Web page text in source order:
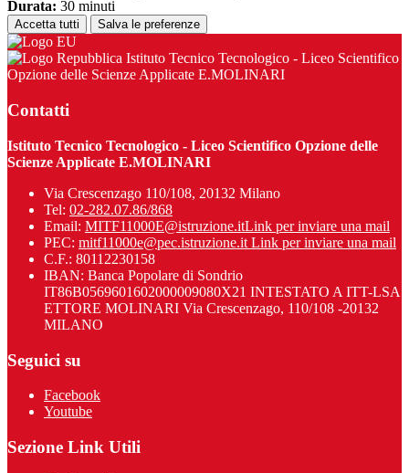
Durata: 30 minuti
Accetta tutti Salva le preferenze
Istituto Tecnico Tecnologico - Liceo Scientifico
Opzione delle Scienze Applicate E.MOLINARI
Contatti
Istituto Tecnico Tecnologico - Liceo Scientifico Opzione delle
Scienze Applicate E.MOLINARI
Via Crescenzago 110/108, 20132 Milano
Tel: 02-282.07.86/868
Email: MITF11000E@istruzione.itLink per inviare una mail
PEC: mitf11000e@pec.istruzione.it Link per inviare una mail
C.F.: 80112230158
IBAN: Banca Popolare di Sondrio
IT86B0569601602000009080X21 INTESTATO A ITT-LSA
ETTORE MOLINARI Via Crescenzago, 110/108 -20132
MILANO
Seguici su
Facebook
Youtube
Sezione Link Utili